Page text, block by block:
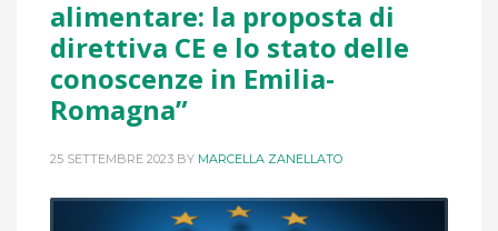
alimentare: la proposta di
direttiva CE e lo stato delle
conoscenze in Emilia-
Romagna”
25 SETTEMBRE 2023 BY MARCELLA ZANELLATO